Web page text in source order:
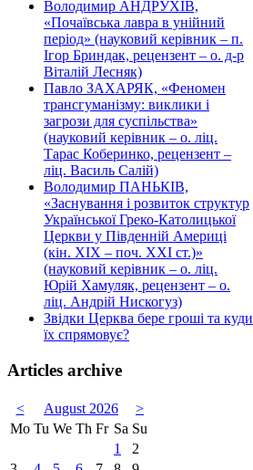
Володимир АНДРУХІВ,
«Почаївська лавра в унійний
період» (науковий керівник – п.
Ігор Бриндак, рецензент – о. д-р
Віталій Лесняк)
Павло ЗАХАРЯК, «Феномен
трансгуманізму: виклики і
загрози для суспільства»
(науковий керівник – о. ліц.
Тарас Коберинко, рецензент –
ліц. Василь Салій)
Володимир ПАНЬКІВ,
«Заснування і розвиток структур
Української Греко-Католицької
Церкви у Південній Америці
(кін. ХІХ – поч. ХХІ ст.)»
(науковий керівник – о. ліц.
Юрій Хамуляк, рецензент – о.
ліц. Андрій Нискогуз)
Звідки Церква бере гроші та куди
їх спрямовує?
Articles archive
< August 2026
>
Mo Tu We Th Fr Sa Su
1
2